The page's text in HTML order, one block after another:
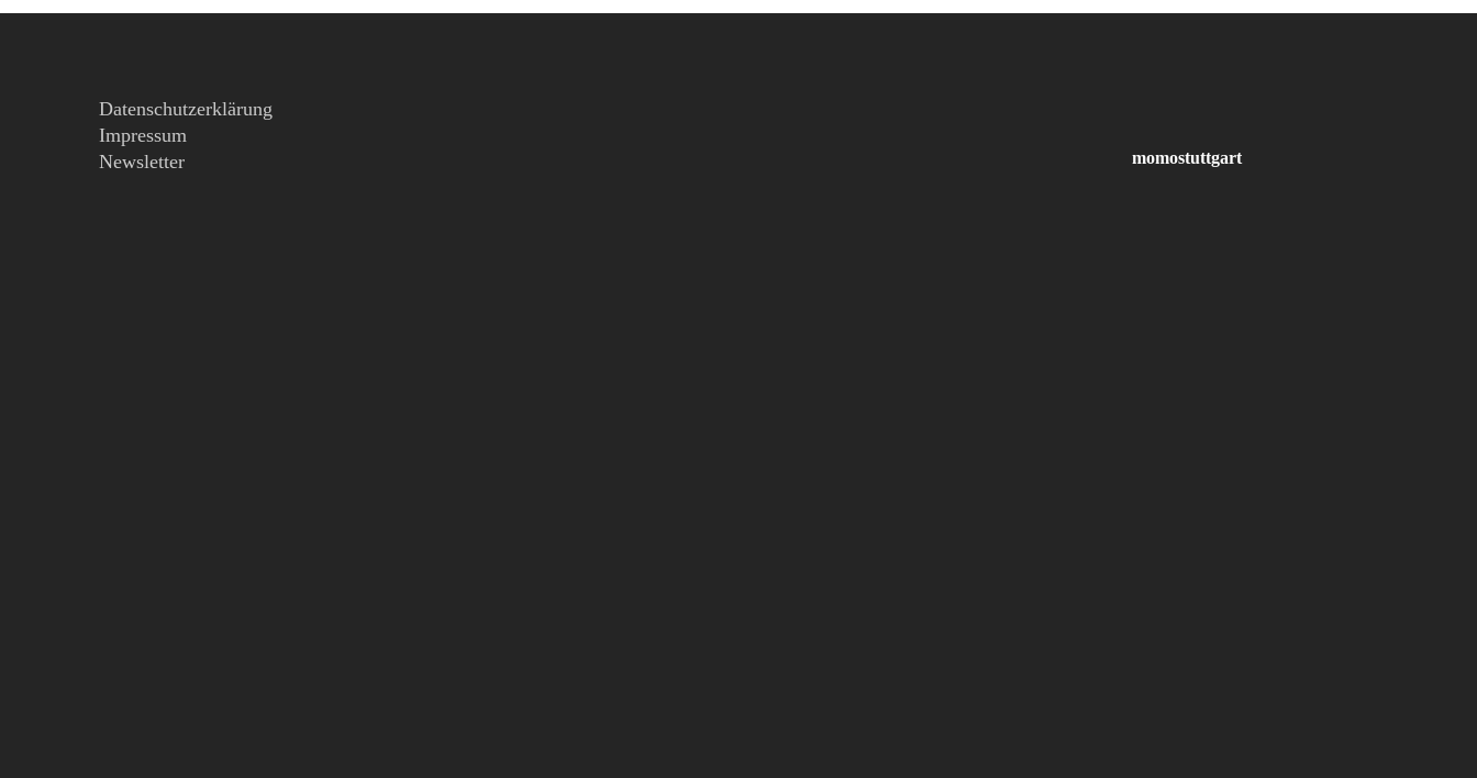
Datenschutzerklärung
Impressum
Newsletter
momostuttgart